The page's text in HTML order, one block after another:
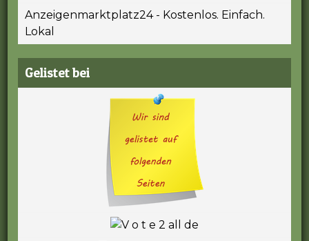
Anzeigenmarktplatz24 - Kostenlos. Einfach.
Lokal
Gelistet bei